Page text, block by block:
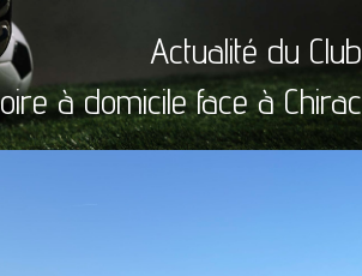
Actualité du Club
à domicile face à Chirac